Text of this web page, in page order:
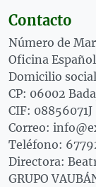
Contacto
Número de
Oficina
Domicilio
CP: 06002
CIF: 08856071J
Correo:
Teléfono:
Directora:
GRUPO